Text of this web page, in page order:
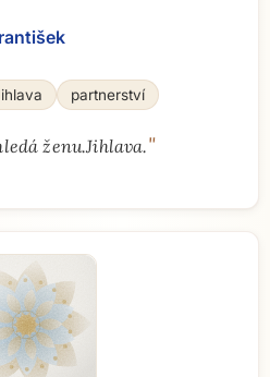
partnerství
ženu.Jihlava."